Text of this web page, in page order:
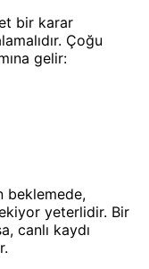
bir karar
Çoğu
gelir:
beklemede,
yeterlidir. Bir
canlı kaydı